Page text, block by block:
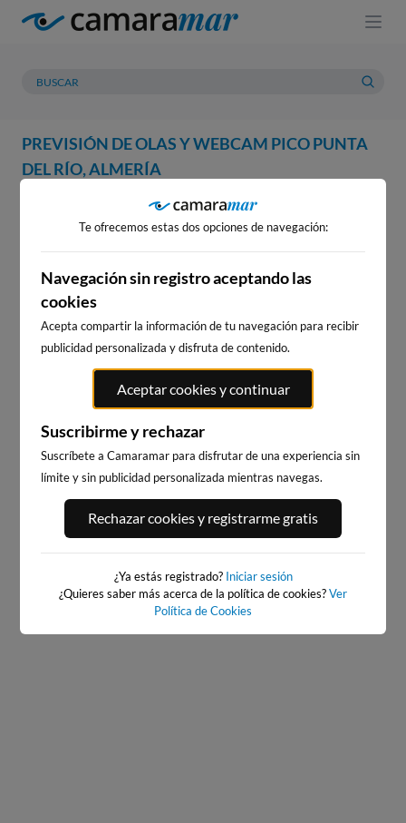
PREVISIÓN DE OLAS Y WEBCAM PICO PUNTA
DEL RÍO, ALMERÍA
PREVISIÓN METEOROLOGÍA
WEBCAM PICO PUNTA DEL RÍO,
ALMERÍA
WEBCAMS CERCANAS
PLAYA DEL CURA,
TORREVIEJA
202km · Torrevieja
PLAYA DE LOS LOCOS,
TORREVIEJA
203km · Torrevieja
Te ofrecemos estas dos opciones de navegación:
Navegación sin registro aceptando las
cookies
Acepta compartir la información de tu navegación para recibir
publicidad personalizada y disfruta de contenido.
Aceptar cookies y continuar
Suscribirme y rechazar
Suscríbete a Camaramar para disfrutar de una experiencia sin
límite y sin publicidad personalizada mientras navegas.
Rechazar cookies y registrarme gratis
¿Ya estás registrado? Iniciar sesión
¿Quieres saber más acerca de la política de cookies?Ver
Política de Cookies